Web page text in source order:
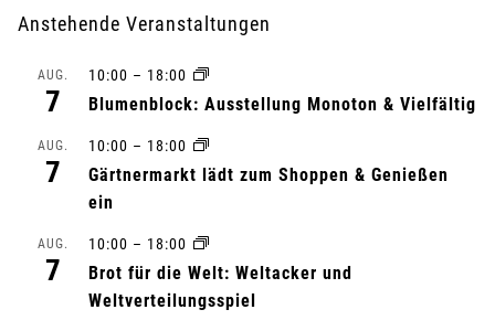
a
Anstehende Veranstaltungen
AUG.
7
10:00 – 18:00
Blumenblock: Ausstellung Monoton & Vielfältig
AUG.
7
10:00 – 18:00
Gärtnermarkt lädt zum Shoppen & Genießen
ein
AUG.
7
10:00 – 18:00
Brot für die Welt: Weltacker und
Weltverteilungsspiel